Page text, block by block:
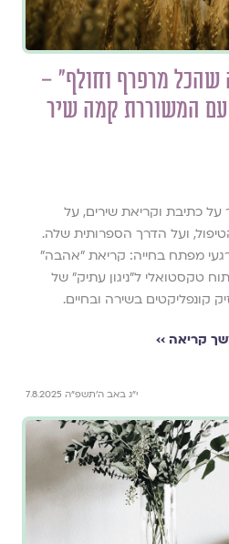
שהכל מרפרף וחולף" –
עם המשוררת קמה שיר
כתיבת וקריאת שירים, על
ועל הדרך הספרותית שלה.
מפתח בחייה: קריאת "אהבה"
טקסטואלי ל"ניגון עתיק" של
קונפליקטים בשירה ובחיים.
קריאה ››
י״ג באב ה׳תשפ״ה 7.8.2025